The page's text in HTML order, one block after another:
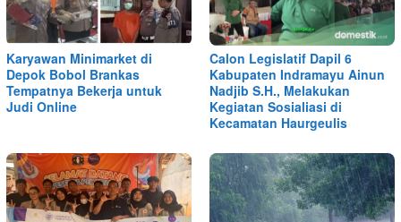
Karyawan Minimarket di
Depok Bobol Brankas
Tempatnya Bekerja untuk
Judi Online
Calon Legislatif Dapil 6
Kabupaten Indramayu Ainun
Nadjib S.H., Melakukan
Kegiatan Sosialiasi di
Kecamatan Haurgeulis